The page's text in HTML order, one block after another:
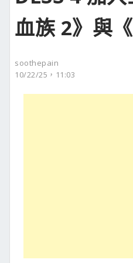
血族 2》與
soothepain
10/22/25，11:03